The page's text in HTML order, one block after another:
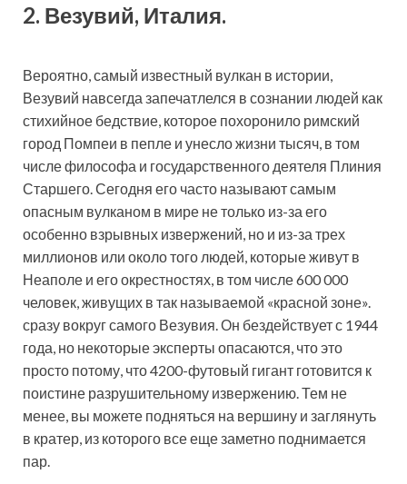
2. Везувий, Италия.
Вероятно, самый известный вулкан в истории,
Везувий навсегда запечатлелся в сознании людей как
стихийное бедствие, которое похоронило римский
город Помпеи в пепле и унесло жизни тысяч, в том
числе философа и государственного деятеля Плиния
Старшего. Сегодня его часто называют самым
опасным вулканом в мире не только из-за его
особенно взрывных извержений, но и из-за трех
миллионов или около того людей, которые живут в
Неаполе и его окрестностях, в том числе 600 000
человек, живущих в так называемой «красной зоне».
сразу вокруг самого Везувия. Он бездействует с 1944
года, но некоторые эксперты опасаются, что это
просто потому, что 4200-футовый гигант готовится к
поистине разрушительному извержению. Тем не
менее, вы можете подняться на вершину и заглянуть
в кратер, из которого все еще заметно поднимается
пар.